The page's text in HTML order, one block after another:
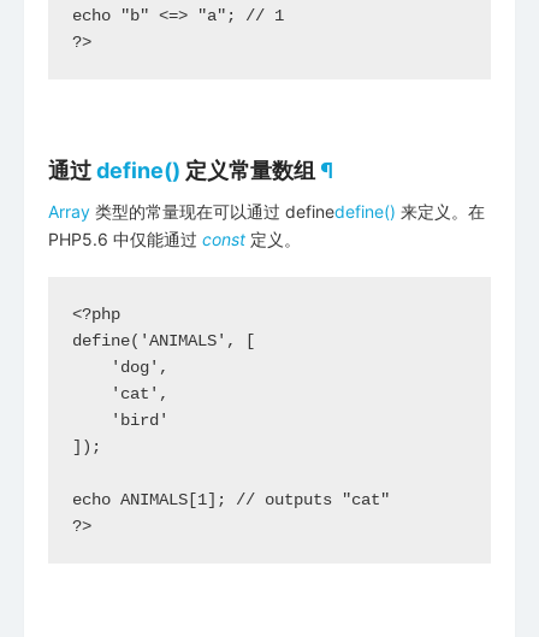
echo "b" <=> "a"; // 1
?>
通过define() 定义常量数组 ¶
Array 类型的常量现在可以通过 definedefine() 来定义。在
PHP5.6 中仅能通过 const 定义。
<?php
define('ANIMALS', [
    'dog',
    'cat',
    'bird'
]);
echo ANIMALS[1]; // outputs "cat"
?>